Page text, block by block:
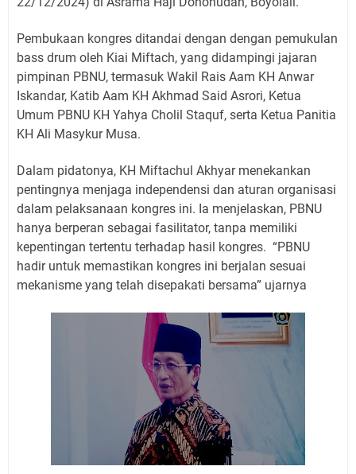
Pembukaan kongres ditandai dengan dengan pemukulan
bass drum oleh Kiai Miftach, yang didampingi jajaran
pimpinan PBNU, termasuk Wakil Rais Aam KH Anwar
Iskandar, Katib Aam KH Akhmad Said Asrori, Ketua
Umum PBNU KH Yahya Cholil Staquf, serta Ketua Panitia
KH Ali Masykur Musa.
Dalam pidatonya, KH Miftachul Akhyar menekankan
pentingnya menjaga independensi dan aturan organisasi
dalam pelaksanaan kongres ini. Ia menjelaskan, PBNU
hanya berperan sebagai fasilitator, tanpa memiliki
kepentingan tertentu terhadap hasil kongres. “PBNU
hadir untuk memastikan kongres ini berjalan sesuai
mekanisme yang telah disepakati bersama” ujarnya